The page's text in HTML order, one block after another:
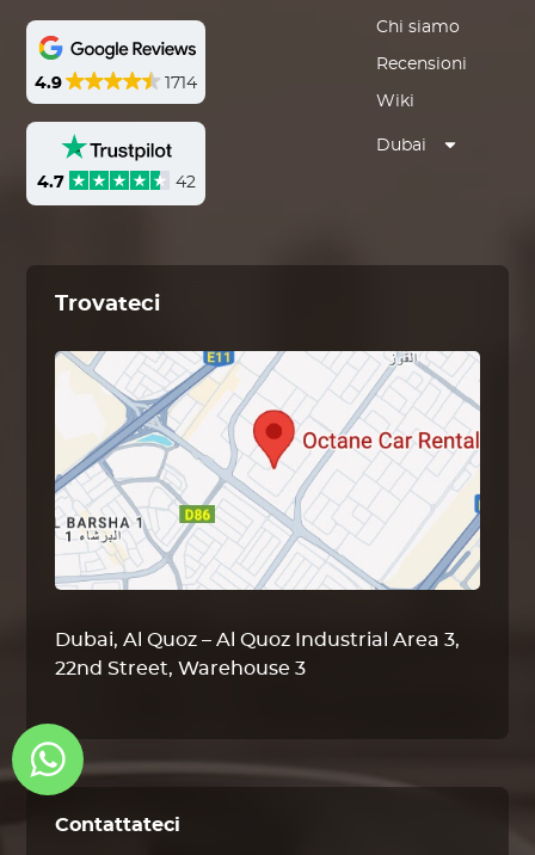
4.9 1714
4.7 42
Chi siamo
Recensioni
Wiki
Dubai
Trovateci
Dubai, Al Quoz – Al Quoz Industrial Area 3,
22nd Street, Warehouse 3
Contattateci